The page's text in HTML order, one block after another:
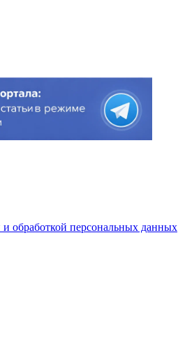
обработкой персональных данных